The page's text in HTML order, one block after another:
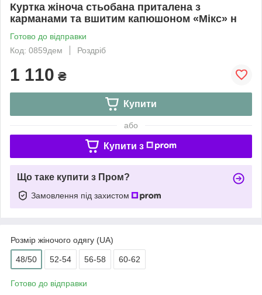
Куртка жіноча стьобана приталена з
карманами та вшитим капюшоном «Мікс» н
Готово до відправки
Код: 0859дем
Роздріб
1 110 ₴
Купити
або
Купити з
Що таке купити з Пром?
Замовлення під захистом
Розмір жіночого одягу (UA)
48/50 52-54 56-58 60-62
Готово до відправки